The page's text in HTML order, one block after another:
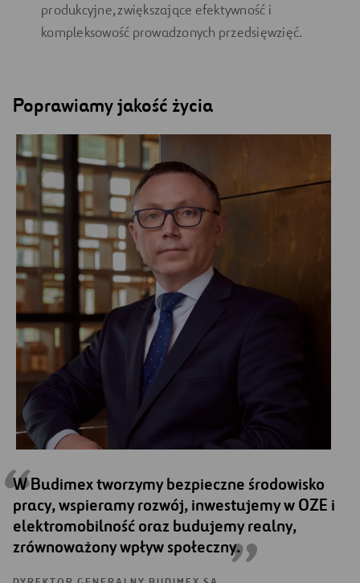
produkcyjne, zwiększające efektywność i
kompleksowość prowadzonych przedsięwzięć.
Poprawiamy jakość życia
W Budimex tworzymy bezpieczne środowisko
pracy, wspieramy rozwój, inwestujemy w OZE i
elektromobilność oraz budujemy realny,
zrównoważony wpływ społeczny.